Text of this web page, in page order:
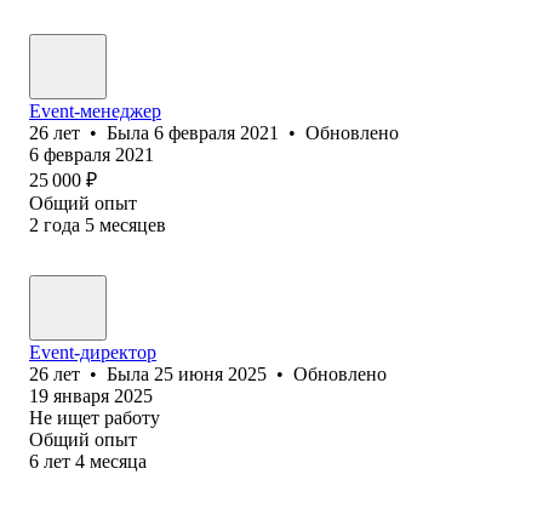
Event-менеджер
26 лет • Была 6 февраля 2021 • Обновлено
6 февраля 2021
25 000 ₽
Общий опыт
2 года 5 месяцев
Event-директор
26 лет • Была 25 июня 2025 • Обновлено
19 января 2025
Не ищет работу
Общий опыт
6 лет 4 месяца